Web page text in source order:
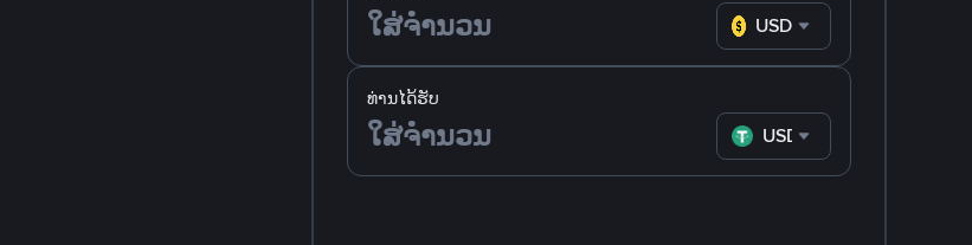
USD
ທ່ານໄດ້ຮັບ
USDT